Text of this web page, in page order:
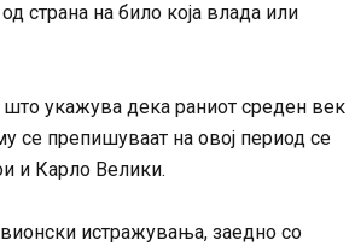
страна на било која влада или
што укажува дека раниот среден век
се препишуваат на овој период се
и Карло Велики.
истражувања, заедно со